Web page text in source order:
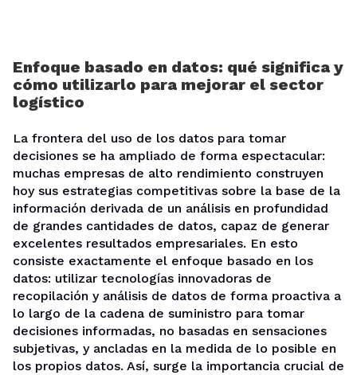
Enfoque basado en datos: qué significa y
cómo utilizarlo para mejorar el sector
logístico
La frontera del uso de los datos para tomar
decisiones se ha ampliado de forma espectacular:
muchas empresas de alto rendimiento construyen
hoy sus estrategias competitivas sobre la base de la
información derivada de un análisis en profundidad
de grandes cantidades de datos, capaz de generar
excelentes resultados empresariales. En esto
consiste exactamente el enfoque basado en los
datos: utilizar tecnologías innovadoras de
recopilación y análisis de datos de forma proactiva a
lo largo de la cadena de suministro para tomar
decisiones informadas, no basadas en sensaciones
subjetivas, y ancladas en la medida de lo posible en
los propios datos. Así, surge la importancia crucial de